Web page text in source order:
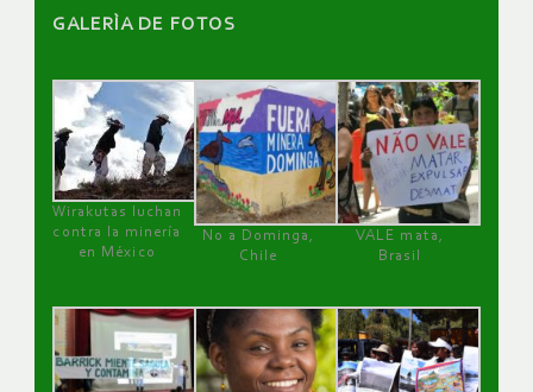
GALERÌA DE FOTOS
Wirakutas luchan
contra la minería
en México
No a Dominga,
Chile
VALE mata,
Brasil